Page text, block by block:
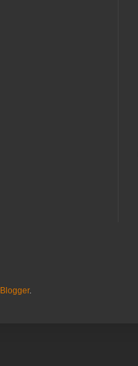
Blogger.